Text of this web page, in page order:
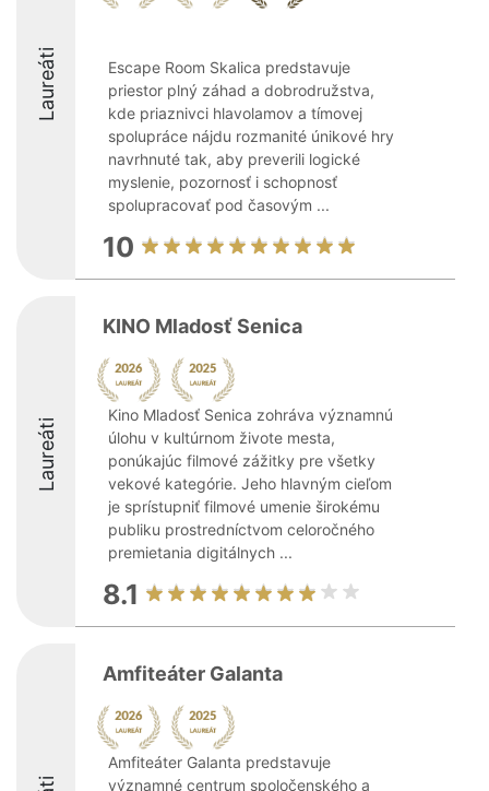
Laureáti
Escape Room Skalica predstavuje
priestor plný záhad a dobrodružstva,
kde priaznivci hlavolamov a tímovej
spolupráce nájdu rozmanité únikové hry
navrhnuté tak, aby preverili logické
myslenie, pozornosť i schopnosť
spolupracovať pod časovým ...
10
Laureáti
KINO Mladosť Senica
Kino Mladosť Senica zohráva významnú
úlohu v kultúrnom živote mesta,
ponúkajúc filmové zážitky pre všetky
vekové kategórie. Jeho hlavným cieľom
je sprístupniť filmové umenie širokému
publiku prostredníctvom celoročného
premietania digitálnych ...
8.1
Amfiteáter Galanta
Amfiteáter Galanta predstavuje
významné centrum spoločenského a